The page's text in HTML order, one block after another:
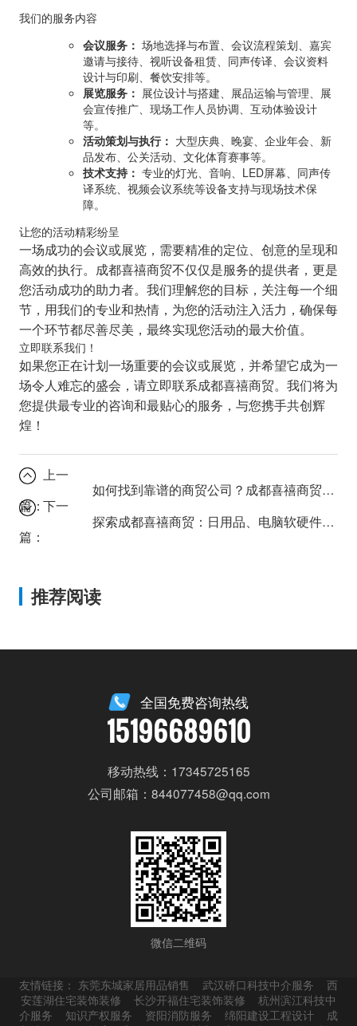
我们的服务内容
会议服务： 场地选择与布置、会议流程策划、嘉宾
邀请与接待、视听设备租赁、同声传译、会议资料
设计与印刷、餐饮安排等。
展览服务： 展位设计与搭建、展品运输与管理、展
会宣传推广、现场工作人员协调、互动体验设计
等。
活动策划与执行： 大型庆典、晚宴、企业年会、新
品发布、公关活动、文化体育赛事等。
技术支持： 专业的灯光、音响、LED屏幕、同声传
译系统、视频会议系统等设备支持与现场技术保
障。
让您的活动精彩纷呈
一场成功的会议或展览，需要精准的定位、创意的呈现和
高效的执行。成都喜禧商贸不仅仅是服务的提供者，更是
您活动成功的助力者。我们理解您的目标，关注每一个细
节，用我们的专业和热情，为您的活动注入活力，确保每
一个环节都尽善尽美，最终实现您活动的最大价值。
立即联系我们！
如果您正在计划一场重要的会议或展览，并希望它成为一
场令人难忘的盛会，请立即联系成都喜禧商贸。我们将为
您提供最专业的咨询和最贴心的服务，与您携手共创辉
煌！
上一
篇：
如何找到靠谱的商贸公司？成都喜禧商贸：为你提供全面解决方案！
下一
篇：
探索成都喜禧商贸：日用品、电脑软硬件，还有更多惊喜？
推荐阅读
全国免费咨询热线
15196689610
移动热线：17345725165
公司邮箱：844077458@qq.com
微信二维码
友情链接： 东莞东城家居用品销售 武汉硚口科技中介服务
西
安莲湖住宅装饰装修
长沙开福住宅装饰装修
杭州滨江科技中
介服务
知识产权服务 资阳消防服务 绵阳建设工程设计
成